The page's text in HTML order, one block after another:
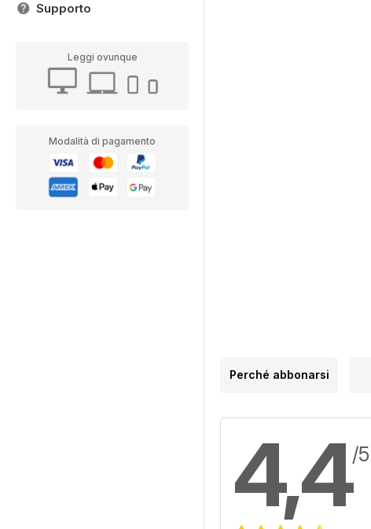
Supporto
Leggi ovunque
Modalità di pagamento
Perché abbonarsi
4,4/5